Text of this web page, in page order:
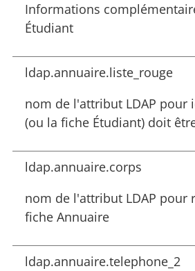
Informations
Étudiant
ldap.annuaire.liste_rouge
nom de l'attribut LDAP
(ou la fiche Étudiant) doit
ldap.annuaire.corps
nom de l'attribut LDAP pour
fiche Annuaire
ldap.annuaire.telephone_2